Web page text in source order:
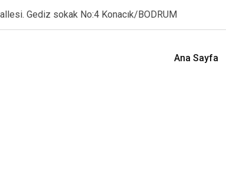
Gediz sokak No:4 Konacık/BODRUM
Ana Sayfa